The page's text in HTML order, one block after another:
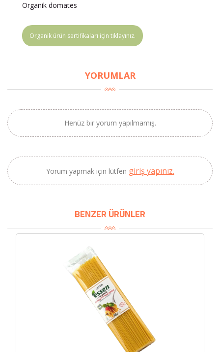
Organik domates
Organik ürün sertifikaları için tıklayınız.
YORUMLAR
Henüz bir yorum yapılmamış.
Yorum yapmak için lütfen giriş yapınız.
BENZER ÜRÜNLER
×
BU HAFTANIN PLANLI İNDİRİMİ
2100,00 TL
(2025 Yeni Hasat,
Güney Ege, 5 Litre) -
AtcaNova
SEPETE EKLE